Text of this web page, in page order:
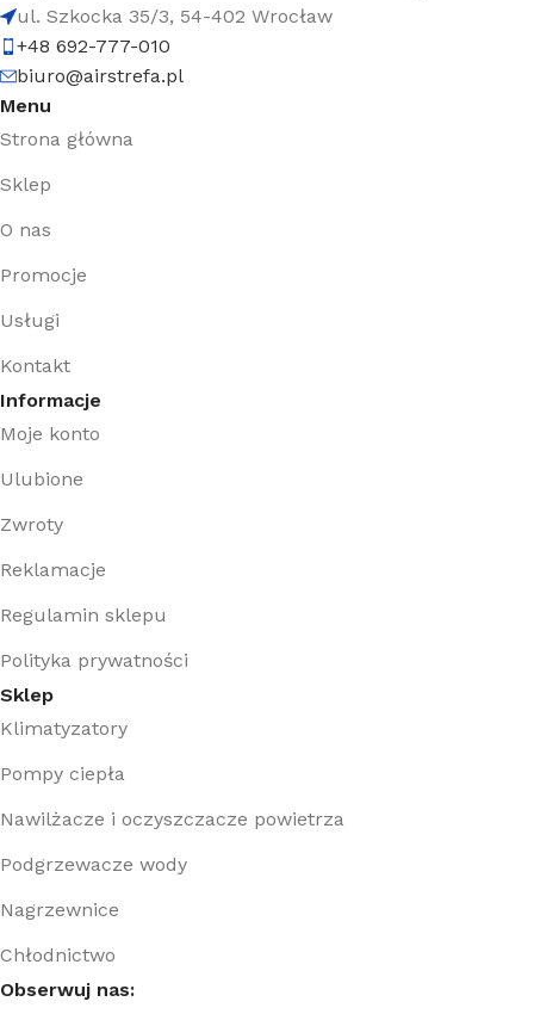
ul. Szkocka 35/3, 54-402 Wrocław
+48 692-777-010
biuro@airstrefa.pl
Menu
Strona główna
Sklep
O nas
Promocje
Usługi
Kontakt
Informacje
Moje konto
Ulubione
Zwroty
Reklamacje
Regulamin sklepu
Polityka prywatności
Sklep
Klimatyzatory
Pompy ciepła
Nawilżacze i oczyszczacze powietrza
Podgrzewacze wody
Nagrzewnice
Chłodnictwo
Obserwuj nas: